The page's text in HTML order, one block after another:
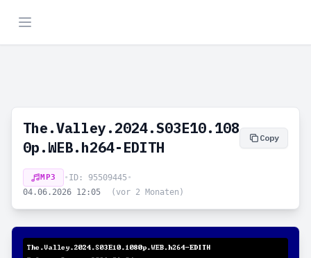
The.Valley.2024.S03E10.108
0p.WEB.h264-EDITH
Copy
MP3 • ID: 95509445 •
04.06.2026 12:05
(vor 2 Monaten)